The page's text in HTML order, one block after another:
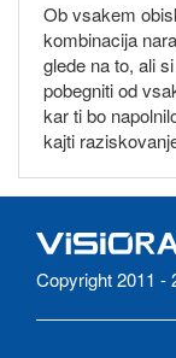
Ob vsakem
kombinacija
glede na to, ali
pobegniti od
kar ti bo
kajti
Copyright 2011 -